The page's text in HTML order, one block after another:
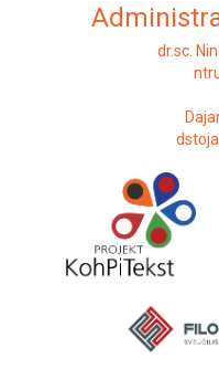
dr.sc.